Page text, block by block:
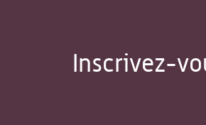
Inscrivez-